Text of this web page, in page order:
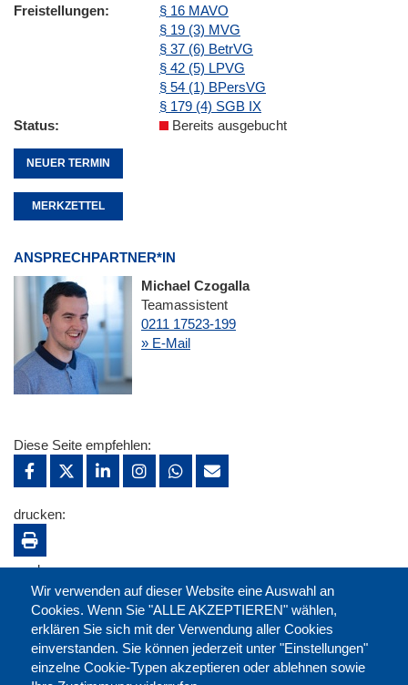
Freistellungen
§ 16 MAVO
§ 19 (3) MVG
§ 37 (6) BetrVG
§ 42 (5) LPVG
§ 54 (1) BPersVG
§ 179 (4) SGB IX
Status
Bereits ausgebucht
NEUER TERMIN
MERKZETTEL
ANSPRECHPARTNER*IN
Michael Czogalla
Teamassistent
0211 17523-199
» E-Mail
Wir verwenden auf dieser Website eine Auswahl an
Cookies. Wenn Sie "ALLE AKZEPTIEREN" wählen,
erklären Sie sich mit der Verwendung aller Cookies
einverstanden. Sie können jederzeit unter "Einstellungen"
einzelne Cookie-Typen akzeptieren oder ablehnen sowie
Diese Seite empfehlen:
drucken:
merken: